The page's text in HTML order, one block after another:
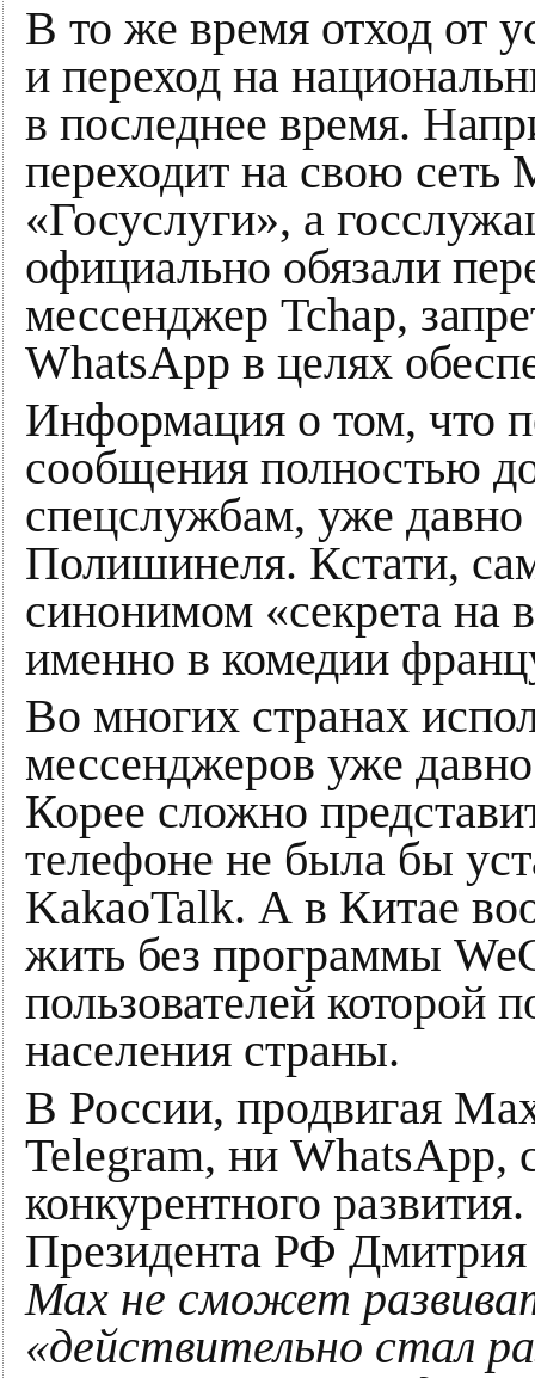
В то же время отход от
и переход на
в последнее время.
переходит на свою
«Госуслуги», а
официально обязали
мессенджер Tchap,
WhatsApp в целях
Информация о том, что
сообщения полностью
спецслужбам, уже давно
Полишинеля. Кстати,
синонимом «секрета на
именно в комедии
Во многих странах
мессенджеров уже
Корее сложно
телефоне не была бы
KakaoTalk. А в Китае
жить без программы
пользователей которой
населения страны.
В России, продвигая
Telegram, ни WhatsApp,
конкурентного
Президента РФ
Мах не сможет
«действительно стал